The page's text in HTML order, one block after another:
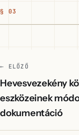
← ELŐZŐ
Hevesvezekény
eszközeinek
dokumentáció